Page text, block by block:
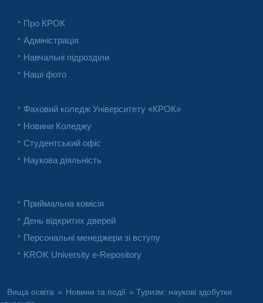
Про КРОК
Адміністрація
Навчальні підрозділи
Наші фото
Фаховий коледж Університету «КРОК»
Новини Коледжу
Студентський офіс
Наукова діяльність
Приймальна комісія
День відкритих дверей
Персональні менеджери зі вступу
KROK University e-Repository
Вища освіта » Новини та події » Туризм: наукові здобутки